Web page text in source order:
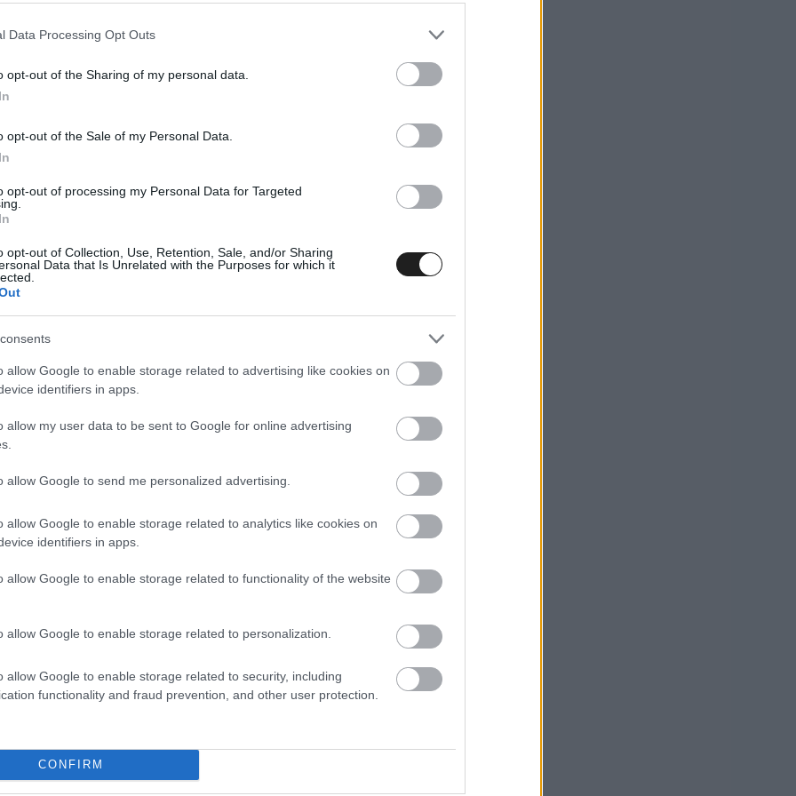
Data Processing Opt Outs
opt-out of the Sharing of my personal data.
opt-out of the Sale of my Personal Data.
opt-out of processing my Personal Data for Targeted
opt-out of Collection, Use, Retention, Sale, and/or Sharing
Data that Is Unrelated with the Purposes for which it
allow Google to enable storage related to advertising like cookies on
identifiers in apps.
allow my user data to be sent to Google for online advertising
allow Google to send me personalized advertising.
allow Google to enable storage related to analytics like cookies on
identifiers in apps.
allow Google to enable storage related to functionality of the website
allow Google to enable storage related to personalization.
allow Google to enable storage related to security, including
functionality and fraud prevention, and other user protection.
CONFIRM
helyre. A verseny első része incidensektől mentes volt,
nézni ÉLŐben Kimi Räikkönen
Cup Series debütálását
hétvégére számíthatunk, hiszen az IndyCar
a NASCAR-ban pedig bemutatkozik Kimi Räikkönen.
Räikkönen NASCAR Cup Series bemutatkozásától hangos
de az egész világsajtó. A Cup Series mezőnye
a már említett 2007-es F1-es világbajnokkal, és a Le
AUG. 8.
sárga, és egy csipetnyi Dixon
sárgazászlós rekordot nem döntötte meg a Nashville-i
53. futamgyőzelmével megelőzte Mario Andrettit, és
ő a második az IndyCar futamgyőzteseinek
A 8 sárga zászló miatt értelemszerűen szinte mindenki
győzelmet aratott Scott Dixon